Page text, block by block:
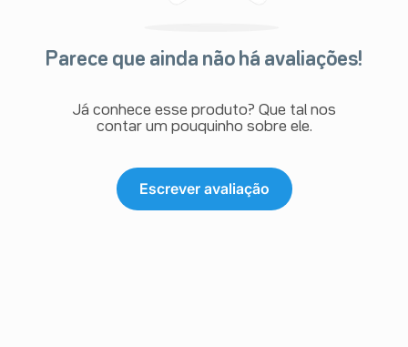
Parece que ainda não há avaliações!
Já conhece esse produto? Que tal nos
contar um pouquinho sobre ele.
Escrever avaliação